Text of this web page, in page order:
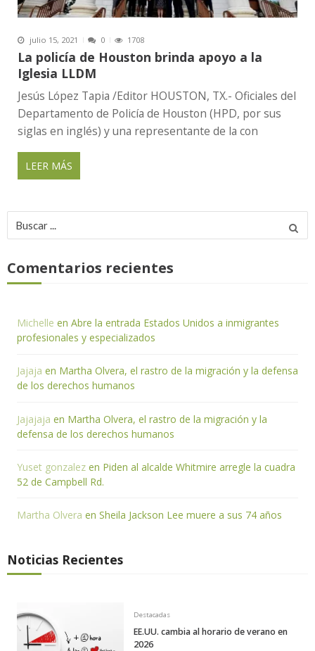
julio 15, 2021 0 1708
La policía de Houston brinda apoyo a la
Iglesia LLDM
Jesús López Tapia /Editor HOUSTON, TX.- Oficiales del
Departamento de Policía de Houston (HPD, por sus
siglas en inglés) y una representante de la con
LEER MÁS
Buscar
por:
Comentarios recientes
Michelle en Abre la entrada Estados Unidos a inmigrantes
profesionales y especializados
Jajaja en Martha Olvera, el rastro de la migración y la defensa
de los derechos humanos
Jajajaja en Martha Olvera, el rastro de la migración y la
defensa de los derechos humanos
Yuset gonzalez en Piden al alcalde Whitmire arregle la cuadra
52 de Campbell Rd.
Martha Olvera en Sheila Jackson Lee muere a sus 74 años
Noticias Recientes
Destacadas
EE.UU. cambia al horario de verano en
2026